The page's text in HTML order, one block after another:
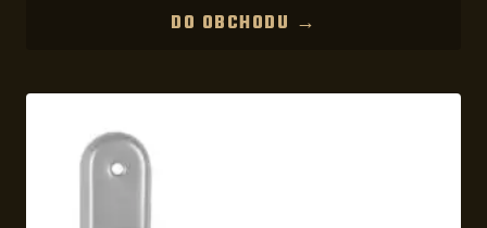
DO OBCHODU →